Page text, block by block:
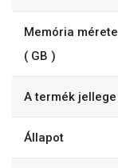
Memória mérete
( GB )
A termék jellege
Állapot